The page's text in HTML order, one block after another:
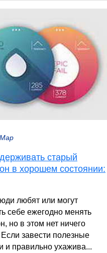
старый
в хорошем состоянии:
любят или могут
себе ежегодно менять
но в этом нет ничего
Если завести полезные
и правильно ухажива...